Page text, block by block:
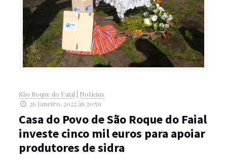
São Roque do Faial
Notícias
26 Janeiro, 2022 às 20:59
Casa do Povo de São Roque do Faial
investe cinco mil euros para apoiar
produtores de sidra